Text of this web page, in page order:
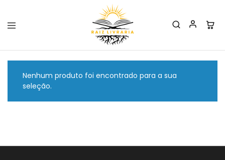
Raiz
Livraria
Nenhum produto foi encontrado para a sua
seleção.